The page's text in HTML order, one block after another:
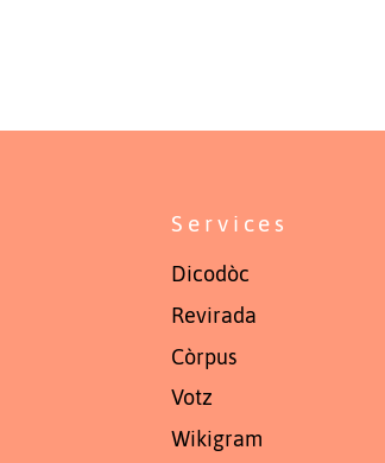
Services
Dicodòc
Revirada
Còrpus
Votz
Wikigram